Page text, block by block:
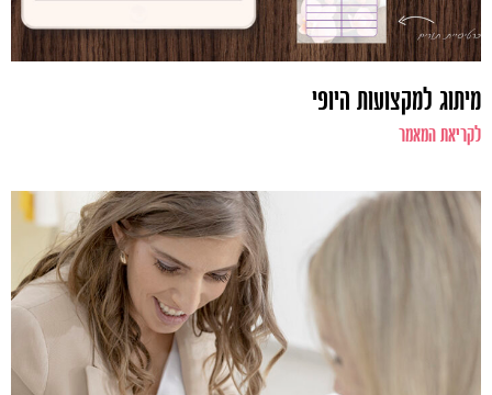
מיתוג למקצועות היופי
לקריאת המאמר